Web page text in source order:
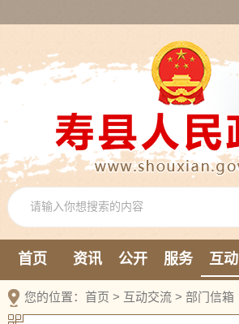
首页 资讯 公开 服务 互动
您的位置： 首页 > 互动交流 > 部门信箱